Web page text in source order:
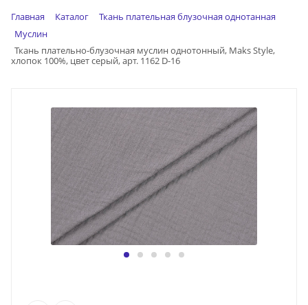
Главная Каталог
Ткань плательная блузочная однотанная
Муслин
Ткань плательно-блузочная муслин однотонный, Maks Style,
хлопок 100%, цвет серый, арт. 1162 D-16